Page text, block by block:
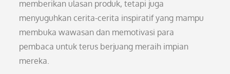
memberikan ulasan produk, tetapi juga
menyuguhkan cerita-cerita inspiratif yang mampu
membuka wawasan dan memotivasi para
pembaca untuk terus berjuang meraih impian
mereka.